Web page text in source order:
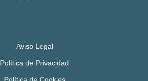
Aviso Legal
Política de Privacidad
Política de Cookies